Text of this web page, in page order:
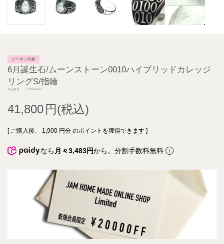
クーポン対象
6月誕生石/ムーンストーン0010ハイブリッドカレッジ
リングS/指輪
商品番号 J-RI062JUN
41,800
[ ご購入後、 1,900 円分 のポイントを獲得できます ]
なら 月々3,483円から。分割手数料無料